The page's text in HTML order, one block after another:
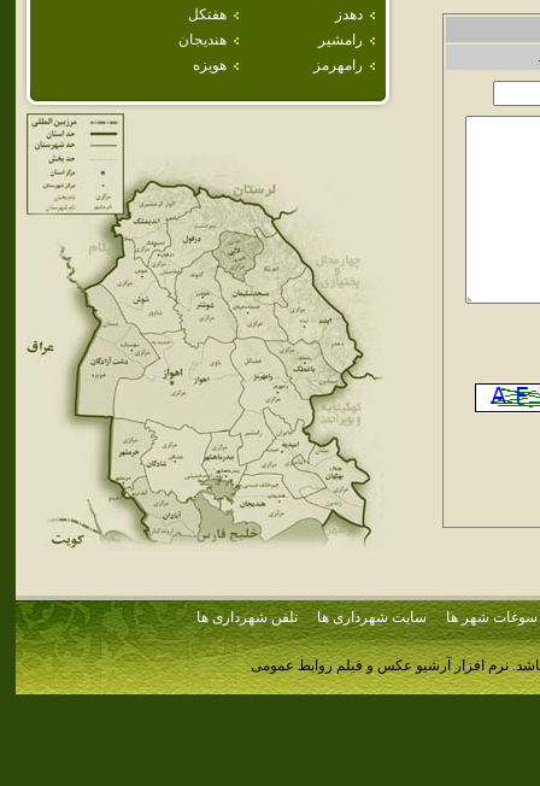
دهدز
هفتكل
رامشير
هنديجان
رامهرمز
هويزه
سوغات شهر ها سایت شهرداری ها تلفن شهرداری ها
نرم افزار آرشیو عکس و فیلم روابط عمومی